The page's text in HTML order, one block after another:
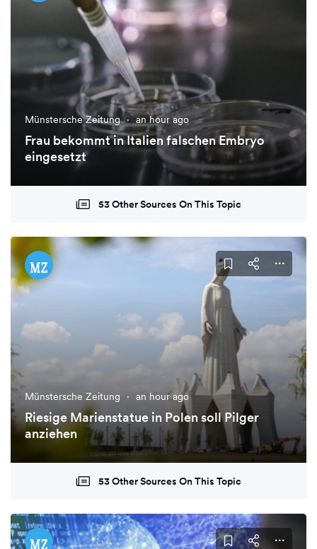
Münstersche Zeitung · an hour ago
Frau bekommt in Italien falschen Embryo
eingesetzt
53 Other Sources On This Topic
Münstersche Zeitung · an hour ago
Riesige Marienstatue in Polen soll Pilger
anziehen
53 Other Sources On This Topic